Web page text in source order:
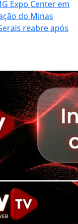
Expo Center em
do Minas
reabre após